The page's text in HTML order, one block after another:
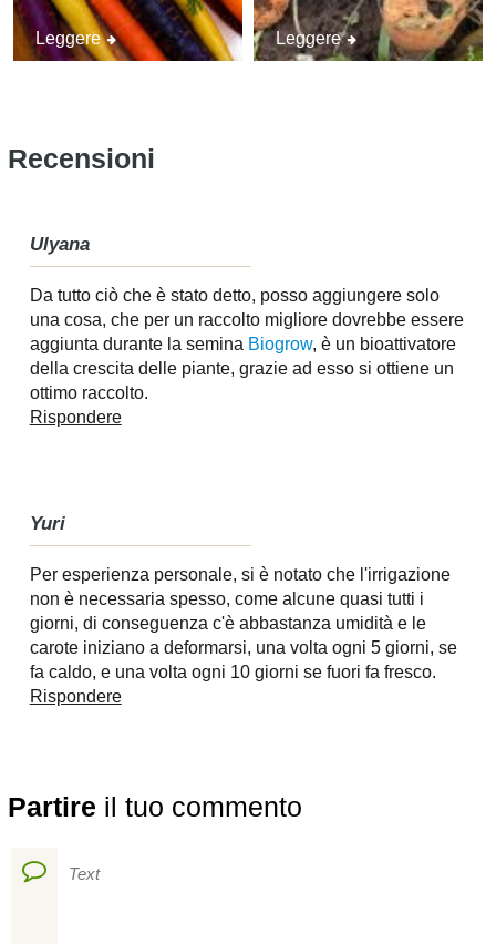
Leggere Leggere
Recensioni
Ulyana
Da tutto ciò che è stato detto, posso aggiungere solo
una cosa, che per un raccolto migliore dovrebbe essere
aggiunta durante la semina Biogrow, è un bioattivatore
della crescita delle piante, grazie ad esso si ottiene un
ottimo raccolto.
Rispondere
Yuri
Per esperienza personale, si è notato che l'irrigazione
non è necessaria spesso, come alcune quasi tutti i
giorni, di conseguenza c'è abbastanza umidità e le
carote iniziano a deformarsi, una volta ogni 5 giorni, se
fa caldo, e una volta ogni 10 giorni se fuori fa fresco.
Rispondere
Partire il tuo commento